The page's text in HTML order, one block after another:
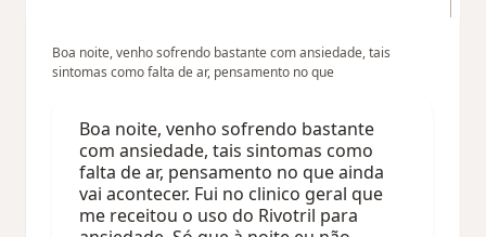
Boa noite, venho sofrendo bastante com ansiedade, tais
sintomas como falta de ar, pensamento no que
Boa noite, venho sofrendo bastante
com ansiedade, tais sintomas como
falta de ar, pensamento no que ainda
vai acontecer. Fui no clinico geral que
me receitou o uso do Rivotril para